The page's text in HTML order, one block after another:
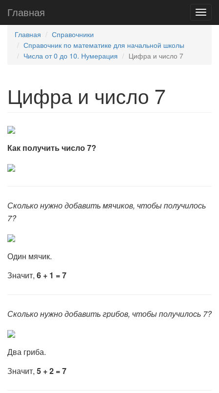
Главная
Главная
Справочники
Справочник по математике для начальной школы
Числа от 0 до 10. Нумерация
Цифра и число 7
Цифра и число 7
Как получить число 7?
Сколько нужно добавить мячиков, чтобы получилось
7?
Один мячик.
Значит, 6 + 1 = 7
Сколько нужно добавить грибов, чтобы получилось 7?
Два гриба.
Значит, 5 + 2 = 7